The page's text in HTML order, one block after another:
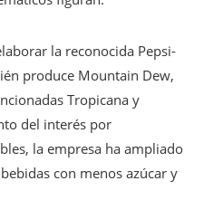
la reconocida Pepsi-
produce Mountain Dew,
Tropicana y
del interés por
la empresa ha ampliado
con menos azúcar y